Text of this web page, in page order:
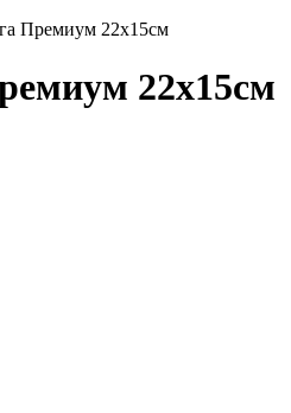
Премиум 22х15см
22х15см